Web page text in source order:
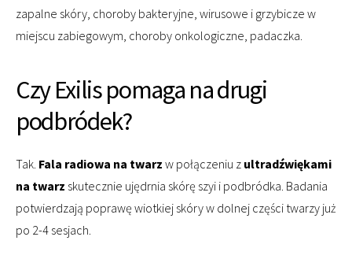
zapalne skóry, choroby bakteryjne, wirusowe i grzybicze w
miejscu zabiegowym, choroby onkologiczne, padaczka.
Czy Exilis pomaga na drugi
podbródek?
Tak. Fala radiowa na twarz w połączeniu z ultradźwiękami
na twarz skutecznie ujędrnia skórę szyi i podbródka. Badania
potwierdzają poprawę wiotkiej skóry w dolnej części twarzy już
po 2-4 sesjach.